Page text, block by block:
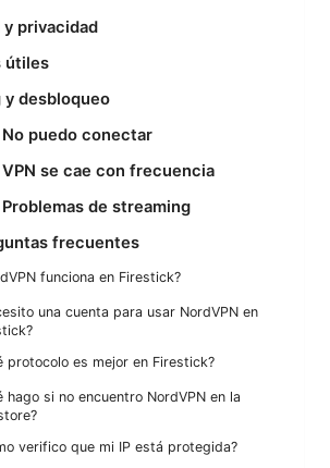
y privacidad
útiles
y desbloqueo
No puedo conectar
VPN se cae con frecuencia
de streaming
frecuentes
funciona en Firestick?
una cuenta para usar NordVPN en
protocolo es mejor en Firestick?
hago si no encuentro NordVPN en la
verifico que mi IP está protegida?